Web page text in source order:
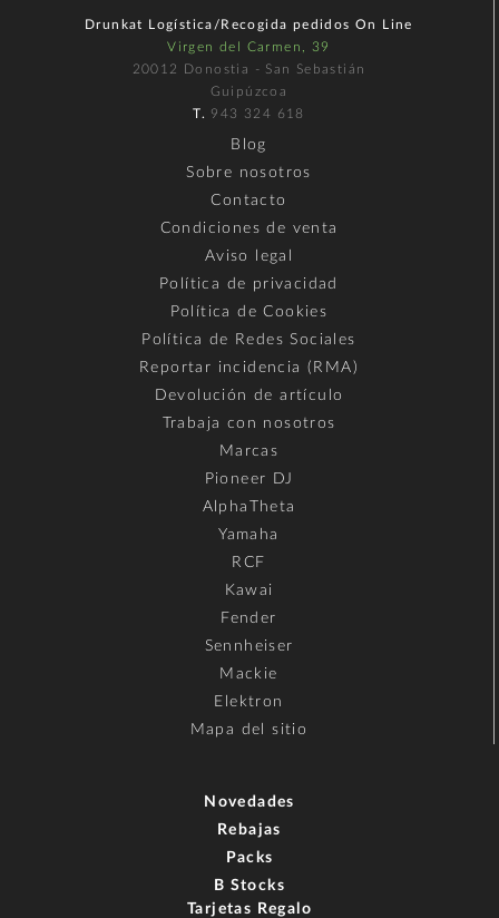
Drunkat Logística/Recogida pedidos On Line
Virgen del Carmen, 39
20012 Donostia - San Sebastián
Guipúzcoa
T. 943 324 618
Blog
Sobre nosotros
Contacto
Condiciones de venta
Aviso legal
Política de privacidad
Política de Cookies
Política de Redes Sociales
Reportar incidencia (RMA)
Devolución de artículo
Trabaja con nosotros
Marcas
Pioneer DJ
AlphaTheta
Yamaha
RCF
Kawai
Fender
Sennheiser
Mackie
Elektron
Mapa del sitio
Novedades
Rebajas
Packs
B Stocks
Tarjetas Regalo